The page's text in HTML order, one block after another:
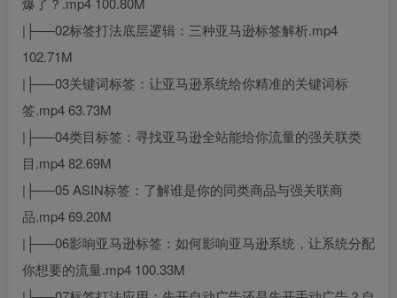
|├──02标签打法底层逻辑：三种亚马逊标签解析.mp4
102.71M
|├──03关键词标签：让亚马逊系统给你精准的关键词标
签.mp4 63.73M
|├──04类目标签：寻找亚马逊全站能给你流量的强关联类
目.mp4 82.69M
|├──05 ASIN标签：了解谁是你的同类商品与强关联商
品.mp4 69.20M
|├──06影响亚马逊标签：如何影响亚马逊系统，让系统分配
你想要的流量.mp4 100.33M